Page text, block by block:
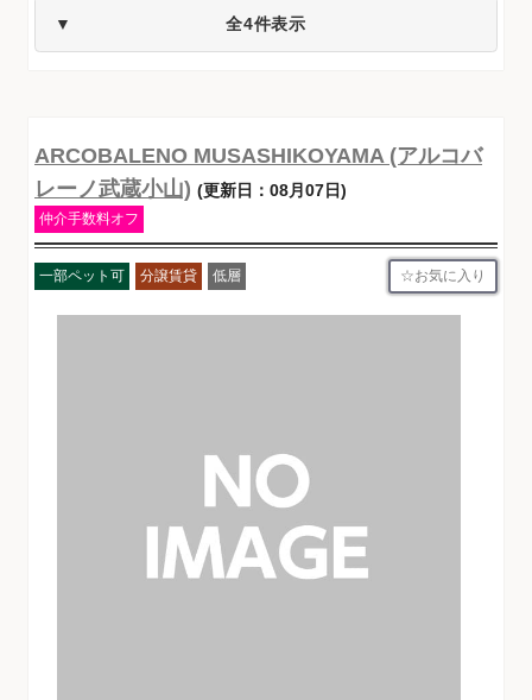
全4件表示
ARCOBALENO MUSASHIKOYAMA (アルコバ
レーノ武蔵小山) (更新日：08月07日)
仲介手数料オフ
一部ペット可 分譲賃貸 低層 お気に入り